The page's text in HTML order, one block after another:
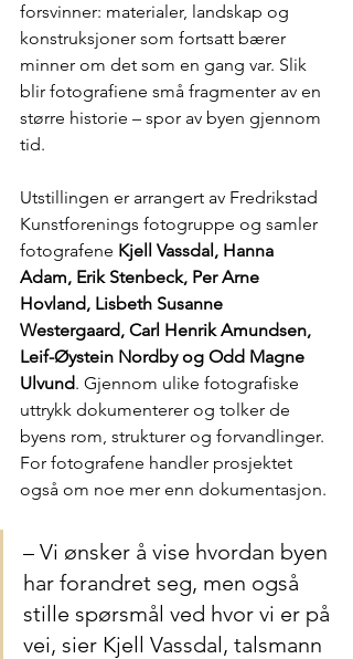
forsvinner: materialer, landskap og
konstruksjoner som fortsatt bærer
minner om det som en gang var. Slik
blir fotografiene små fragmenter av en
større historie – spor av byen gjennom
tid.
Utstillingen er arrangert av Fredrikstad
Kunstforenings fotogruppe og samler
fotografene Kjell Vassdal, Hanna
Adam, Erik Stenbeck, Per Arne
Hovland, Lisbeth Susanne
Westergaard, Carl Henrik Amundsen,
Leif-Øystein Nordby og Odd Magne
Ulvund. Gjennom ulike fotografiske
uttrykk dokumenterer og tolker de
byens rom, strukturer og forvandlinger.
For fotografene handler prosjektet
også om noe mer enn dokumentasjon.
– Vi ønsker å vise hvordan byen
har forandret seg, men også
stille spørsmål ved hvor vi er på
vei, sier Kjell Vassdal, talsmann